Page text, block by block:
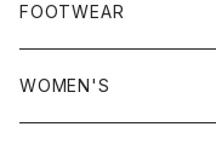
FOOTWEAR
WOMEN'S